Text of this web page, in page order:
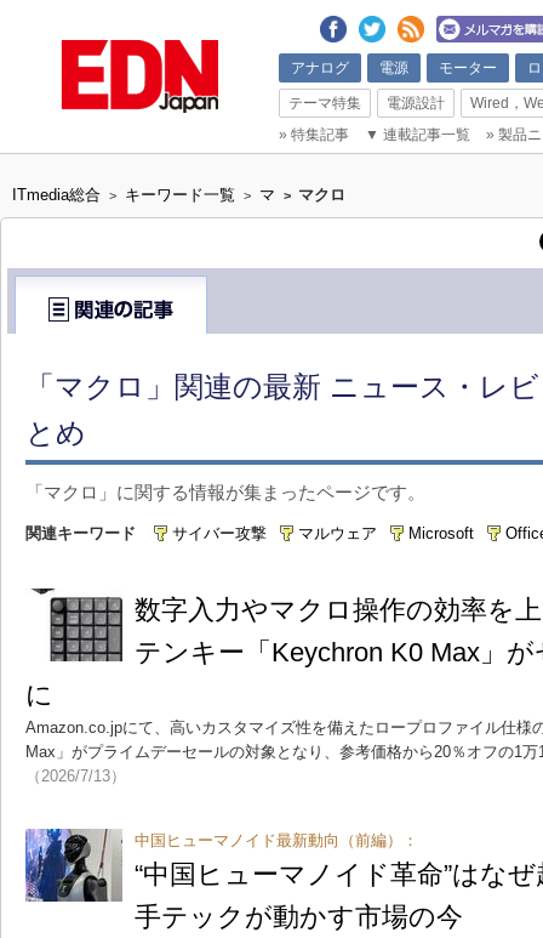
アナログ 電源 モーター
テーマ特集 電源設計
Wired，
» 特集記事 ▼ 連載記事一覧 » 製品
ITmedia総合 > キーワード一覧 > マ > マクロ
「マクロ」関連の最新 ニュース・レ
とめ
「マクロ」に関する情報が集まったページです。
関連キーワード サイバー攻撃 マルウェア Microsoft
数字入力やマクロ操作の効率を
テンキー「Keychron K0 Max」
に
Amazon.co.jpにて、高いカスタマイズ性を備えたロープロファイル仕様
Max」がプライムデーセールの対象となり、参考価格から20％オフの1
（2026/7/13）
中国ヒューマノイド最新動向（前編）：
“中国ヒューマノイド革命”はな
手テックが動かす市場の今